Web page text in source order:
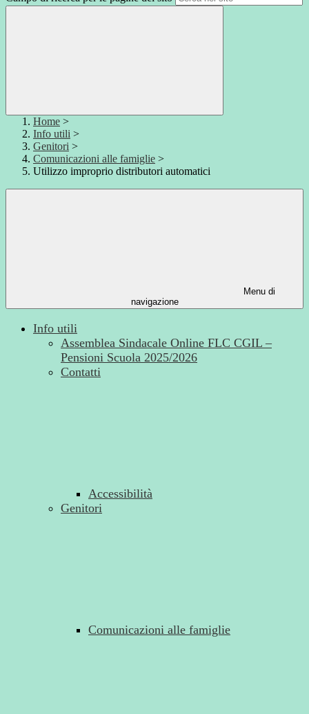
Home >
Info utili >
Genitori >
Comunicazioni alle famiglie >
Utilizzo improprio distributori automatici
Menu di
navigazione
Info utili
Assemblea Sindacale Online FLC CGIL –
Pensioni Scuola 2025/2026
Contatti
Accessibilità
Genitori
Comunicazioni alle famiglie